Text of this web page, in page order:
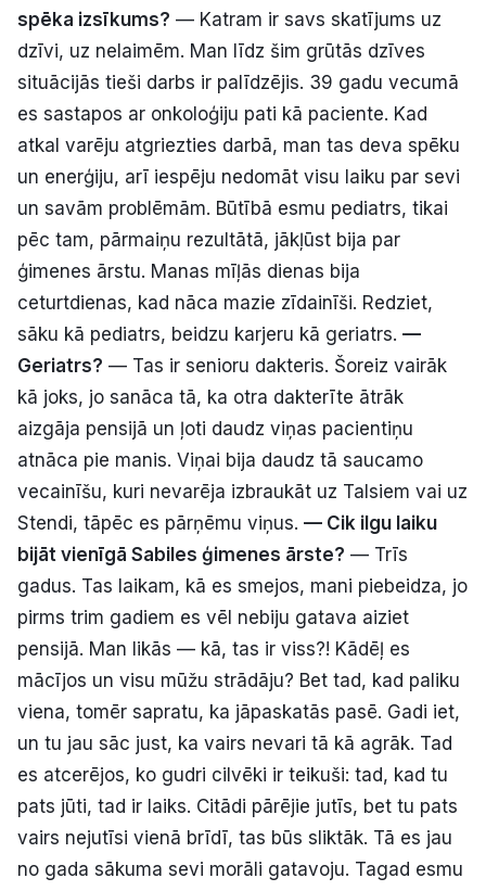
spēka izsīkums? — Katram ir savs skatījums uz
dzīvi, uz nelaimēm. Man līdz šim grūtās dzīves
situācijās tieši darbs ir palīdzējis. 39 gadu vecumā
es sastapos ar onkoloģiju pati kā paciente. Kad
atkal varēju atgriezties darbā, man tas deva spēku
un enerģiju, arī iespēju nedomāt visu laiku par sevi
un savām problēmām. Būtībā esmu pediatrs, tikai
pēc tam, pārmaiņu rezultātā, jākļūst bija par
ģimenes ārstu. Manas mīļās dienas bija
ceturtdienas, kad nāca mazie zīdainīši. Redziet,
sāku kā pediatrs, beidzu karjeru kā geriatrs. —
Geriatrs? — Tas ir senioru dakteris. Šoreiz vairāk
kā joks, jo sanāca tā, ka otra dakterīte ātrāk
aizgāja pensijā un ļoti daudz viņas pacientiņu
atnāca pie manis. Viņai bija daudz tā saucamo
vecainīšu, kuri nevarēja izbraukāt uz Talsiem vai uz
Stendi, tāpēc es pārņēmu viņus. — Cik ilgu laiku
bijāt vienīgā Sabiles ģimenes ārste? — Trīs
gadus. Tas laikam, kā es smejos, mani piebeidza, jo
pirms trim gadiem es vēl nebiju gatava aiziet
pensijā. Man likās — kā, tas ir viss?! Kādēļ es
mācījos un visu mūžu strādāju? Bet tad, kad paliku
viena, tomēr sapratu, ka jāpaskatās pasē. Gadi iet,
un tu jau sāc just, ka vairs nevari tā kā agrāk. Tad
es atcerējos, ko gudri cilvēki ir teikuši: tad, kad tu
pats jūti, tad ir laiks. Citādi pārējie jutīs, bet tu pats
vairs nejutīsi vienā brīdī, tas būs sliktāk. Tā es jau
no gada sākuma sevi morāli gatavoju. Tagad esmu